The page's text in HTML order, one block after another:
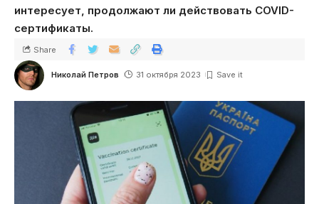
интересует, продолжают ли действовать COVID-
сертификаты.
Николай Петров 31 октября 2023
Share